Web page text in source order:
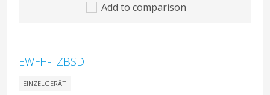
Add to comparison
EWFH-TZBSD
EINZELGERÄT